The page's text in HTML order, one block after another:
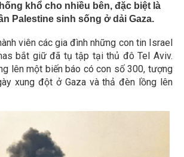
khổ cho nhiều bên, đặc biệt là
Palestine sinh sống ở dải Gaza.
viên các gia đình những con tin Israel
bắt giữ đã tụ tập tại thủ đô Tel Aviv.
lên một biến báo có con số 300, tượng
xung đột ở Gaza và thả đèn lồng lên